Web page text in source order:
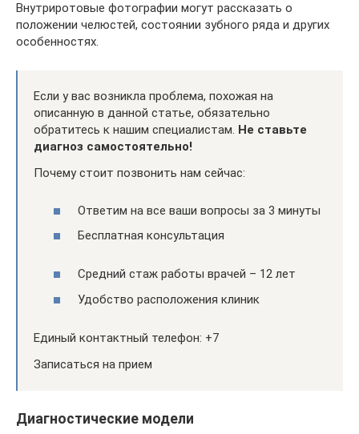
Внутриротовые фотографии могут рассказать о
положении челюстей, состоянии зубного ряда и других
особенностях.
Если у вас возникла проблема, похожая на
описанную в данной статье, обязательно
обратитесь к нашим специалистам. Не ставьте
диагноз самостоятельно!
Почему стоит позвонить нам сейчас:
Ответим на все ваши вопросы за 3 минуты
Бесплатная консультация
Средний стаж работы врачей – 12 лет
Удобство расположения клиник
Единый контактный телефон: +7
Записаться на прием
Диагностические модели